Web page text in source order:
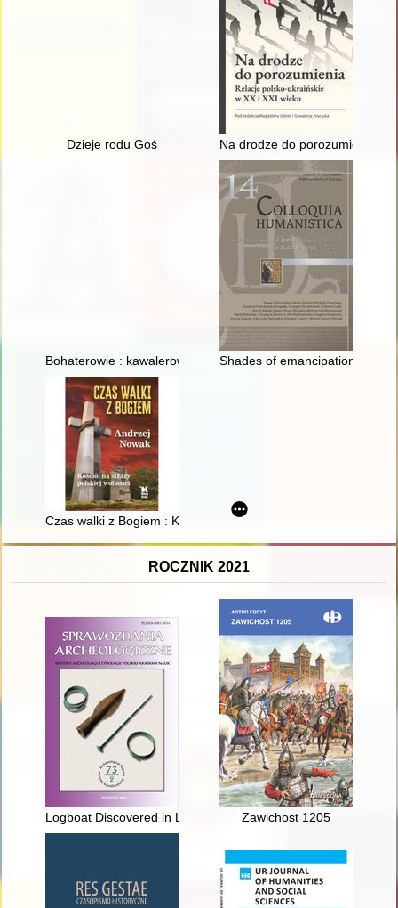
Dzieje rodu Goś Na drodze do porozumienia :
Bohaterowie : kawalerowie Orderu Wojennego Virtuti Militari
Shades of emancipation : the
Czas walki z Bogiem : Kościół na straży polskiej wolności
ROCZNIK 2021
Logboat Discovered in Lake Lubanowo, Western Pomerania
Zawichost 1205